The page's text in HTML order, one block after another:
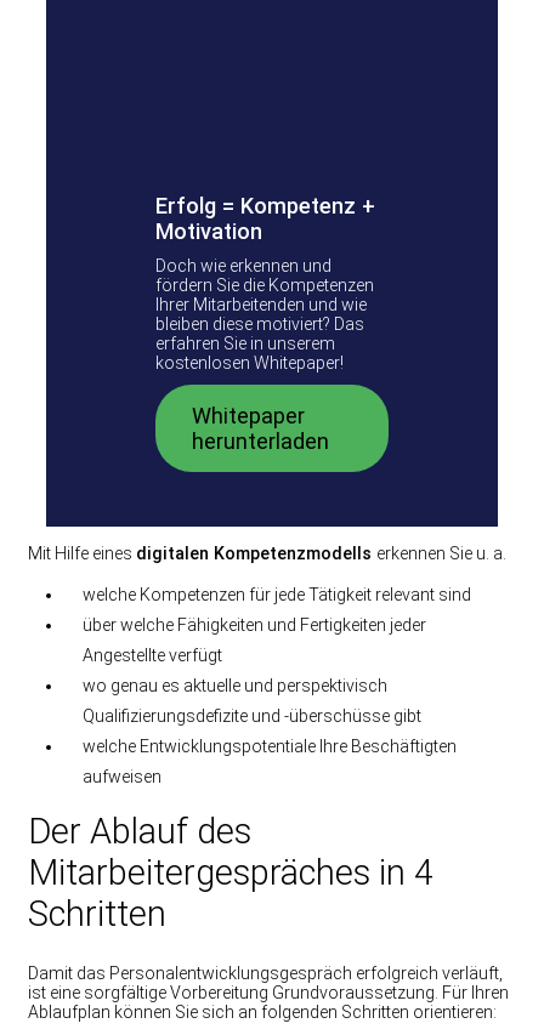
Erfolg = Kompetenz +
Motivation
Doch wie erkennen und
fördern Sie die Kompetenzen
Ihrer Mitarbeitenden und wie
bleiben diese motiviert? Das
erfahren Sie in unserem
kostenlosen Whitepaper!
Whitepaper
herunterladen
Mit Hilfe eines digitalen Kompetenzmodells erkennen Sie u. a.
welche Kompetenzen für jede Tätigkeit relevant sind
über welche Fähigkeiten und Fertigkeiten jeder
Angestellte verfügt
wo genau es aktuelle und perspektivisch
Qualifizierungsdefizite und -überschüsse gibt
welche Entwicklungspotentiale Ihre Beschäftigten
aufweisen
Der Ablauf des
Mitarbeitergespräches in 4
Schritten
Damit das Personalentwicklungsgespräch erfolgreich verläuft,
ist eine sorgfältige Vorbereitung Grundvoraussetzung. Für Ihren
Ablaufplan können Sie sich an folgenden Schritten orientieren: